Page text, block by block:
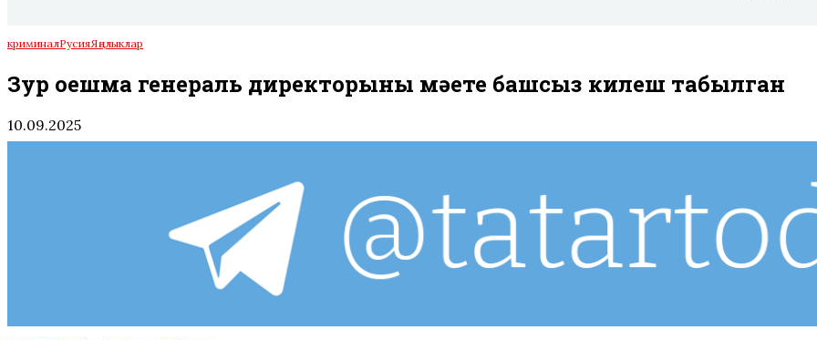
криминалРусияЯңалыклар
Зур оешма генераль директорының мәете башсыз килеш табылган
10.09.2025